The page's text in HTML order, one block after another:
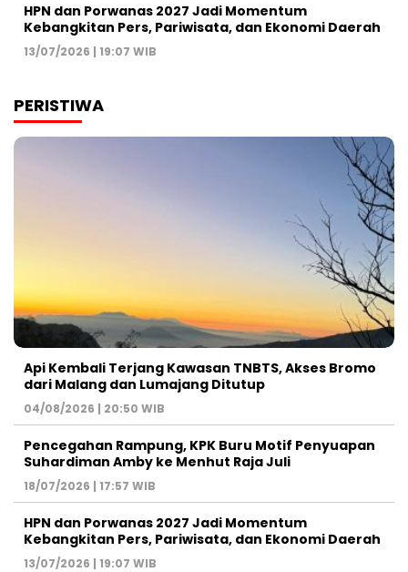
HPN dan Porwanas 2027 Jadi Momentum
Kebangkitan Pers, Pariwisata, dan Ekonomi Daerah
13/07/2026 | 19:07 WIB
PERISTIWA
Api Kembali Terjang Kawasan TNBTS, Akses Bromo
dari Malang dan Lumajang Ditutup
04/08/2026 | 20:50 WIB
Pencegahan Rampung, KPK Buru Motif Penyuapan
Suhardiman Amby ke Menhut Raja Juli
18/07/2026 | 17:57 WIB
HPN dan Porwanas 2027 Jadi Momentum
Kebangkitan Pers, Pariwisata, dan Ekonomi Daerah
13/07/2026 | 19:07 WIB